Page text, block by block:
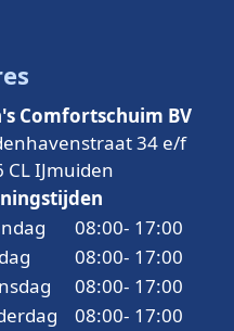
Comfortschuim BV
34 e/f
CL IJmuiden
08:00- 17:00
08:00- 17:00
08:00- 17:00
08:00- 17:00